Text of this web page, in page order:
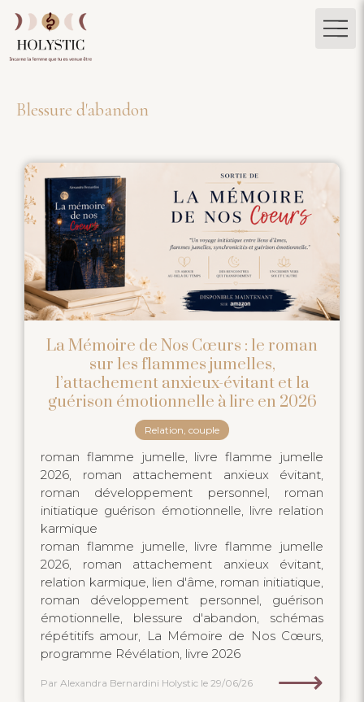
Blessure d'abandon
La Mémoire de Nos Cœurs : le roman
sur les flammes jumelles,
l’attachement anxieux-évitant et la
guérison émotionnelle à lire en 2026
Relation, couple
roman flamme jumelle, livre flamme jumelle
2026, roman attachement anxieux évitant,
roman développement personnel, roman
initiatique guérison émotionnelle, livre relation
karmique
roman flamme jumelle, livre flamme jumelle
2026, roman attachement anxieux évitant,
relation karmique, lien d'âme, roman initiatique,
roman développement personnel, guérison
émotionnelle, blessure d'abandon, schémas
répétitifs amour, La Mémoire de Nos Cœurs,
programme Révélation, livre 2026
Par Alexandra Bernardini Holystic le 29/06/26 ⟶